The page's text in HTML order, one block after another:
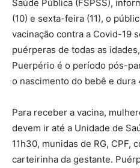
Saúde Pública (FSPSS),
(10) e sexta-feira (11), o
vacinação contra a Covid-19
puérperas de todas as
Puerpério é o período pós-
o nascimento do bebê e dura
Para receber a vacina,
devem ir até a Unidade de
11h30, munidas de RG, CPF,
carteirinha da gestante.